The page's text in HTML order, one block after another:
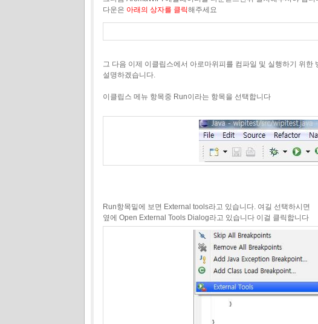
다운은 아래의 상자를 클릭해주세요
그 다음 이제 이클립스에서 아로마위피를 컴파일 및 실행하기 위한
설명하겠습니다.
이클립스 메뉴 항목중 Run이라는 항목을 선택합니다
Run항목밑에 보면 External tools라고 있습니다. 여길 선택하시면
옆에 Open External Tools Dialog라고 있습니다 이걸 클릭합니다